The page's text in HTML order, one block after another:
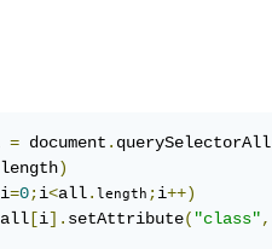
= document . querySelectorAll
length)
i=0;i<all. length ;i++)
[i]. setAttribute( "class",